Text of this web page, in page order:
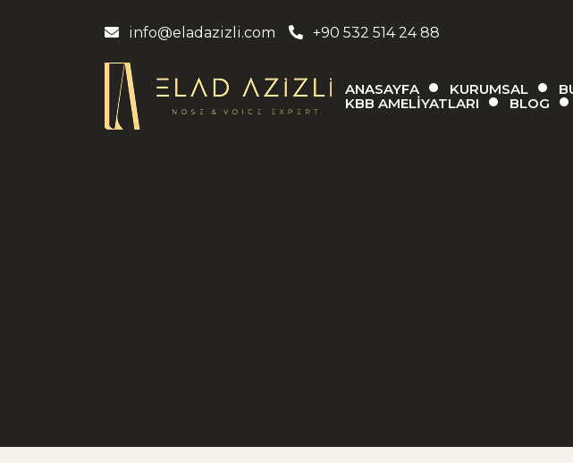
info@eladazizli.com +90 532 514 24 88
ANASAYFA KURUMSAL
KBB AMELIYATLARI
BLOG